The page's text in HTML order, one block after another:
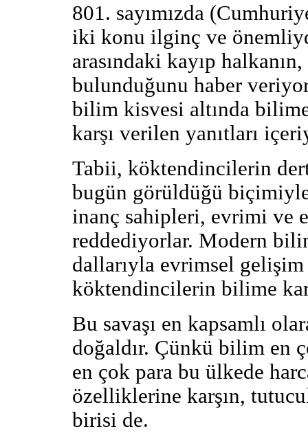
801. sayımızda
iki konu ilginç ve
arasındaki kayıp
bulunduğunu haber
bilim kisvesi altında
karşı verilen yanıtları
Tabii, köktendincilerin
bugün görüldüğü biçimiyle
inanç sahipleri, evrimi ve
reddediyorlar. Modern
dallarıyla evrimsel
köktendincilerin bilime
Bu savaşı en kapsamlı
doğaldır. Çünkü bilim en
en çok para bu ülkede
özelliklerine karşın,
birisi de.